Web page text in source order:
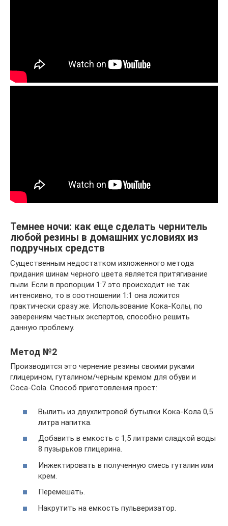
Темнее ночи: как еще сделать чернитель
любой резины в домашних условиях из
подручных средств
Существенным недостатком изложенного метода
придания шинам черного цвета является притягивание
пыли. Если в пропорции 1:7 это происходит не так
интенсивно, то в соотношении 1:1 она ложится
практически сразу же. Использование Кока-Колы, по
заверениям частных экспертов, способно решить
данную проблему.
Метод №2
Производится это чернение резины своими руками
глицерином, гуталином/черным кремом для обуви и
Coca-Cola. Способ приготовления прост:
Вылить из двухлитровой бутылки Кока-Кола 0,5
литра напитка.
Добавить в емкость с 1,5 литрами сладкой воды
8 пузырьков глицерина.
Инжектировать в полученную смесь гуталин или
крем.
Перемешать.
Накрутить на емкость пульверизатор.